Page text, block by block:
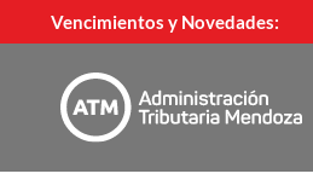
Vencimientos y Novedades: